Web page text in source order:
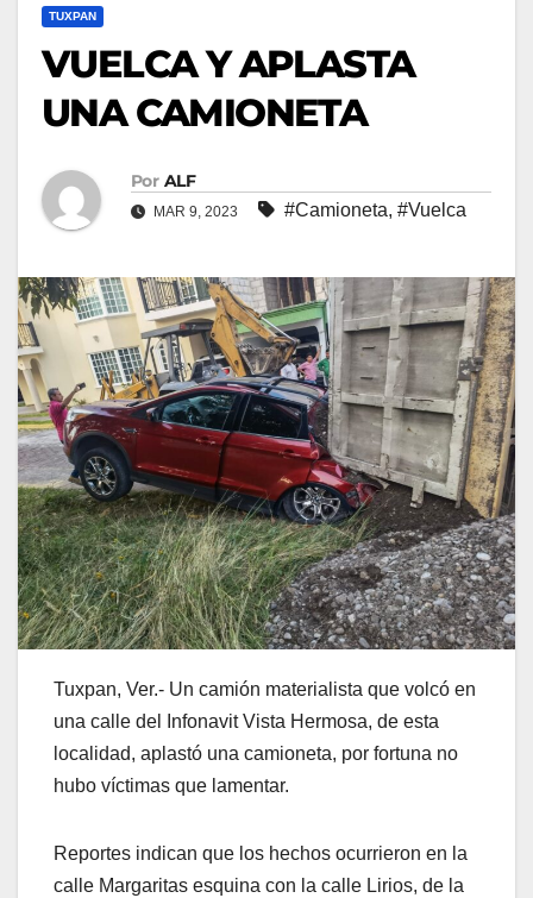
TUXPAN
VUELCA Y APLASTA
UNA CAMIONETA
Por ALF
MAR 9, 2023 #Camioneta, #Vuelca
Tuxpan, Ver.- Un camión materialista que volcó en
una calle del Infonavit Vista Hermosa, de esta
localidad, aplastó una camioneta, por fortuna no
hubo víctimas que lamentar.
Reportes indican que los hechos ocurrieron en la
calle Margaritas esquina con la calle Lirios, de la